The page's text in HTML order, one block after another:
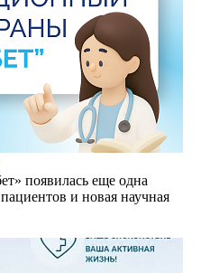
появилась еще одна
и новая научная